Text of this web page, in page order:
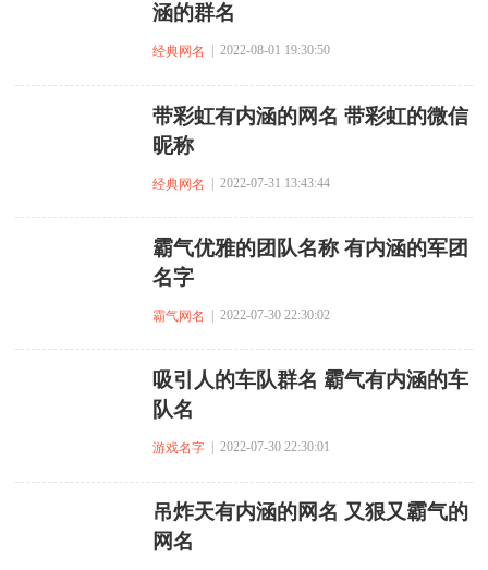
涵的群名
经典网名 | 2022-08-01 19:30:50
带彩虹有内涵的网名 带彩虹的微信
昵称
经典网名 | 2022-07-31 13:43:44
霸气优雅的团队名称 有内涵的军团
名字
霸气网名 | 2022-07-30 22:30:02
吸引人的车队群名 霸气有内涵的车
队名
游戏名字 | 2022-07-30 22:30:01
吊炸天有内涵的网名 又狠又霸气的
网名